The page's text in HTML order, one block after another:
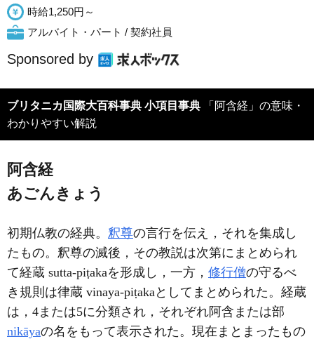
時給1,250円～
アルバイト・パート / 契約社員
Sponsored by
ブリタニカ国際大百科事典 小項目事典
わかりやすい解説
阿含経
あごんきょう
初期仏教の経典。 釈尊の言行を伝え，それを集成し
たもの。釈尊の滅後，その教説は次第にまとめられ
て経蔵 sutta-piṭakaを形成し，一方， 修行僧の守るべ
き規則は律蔵 vinaya-piṭakaとしてまとめられた。経蔵
は，4または5に分類され，それぞれ阿含または部
nikāyaの名をもって表示された。現在まとまったもの